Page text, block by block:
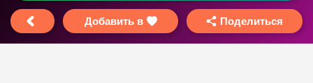
Добавить в Поделиться